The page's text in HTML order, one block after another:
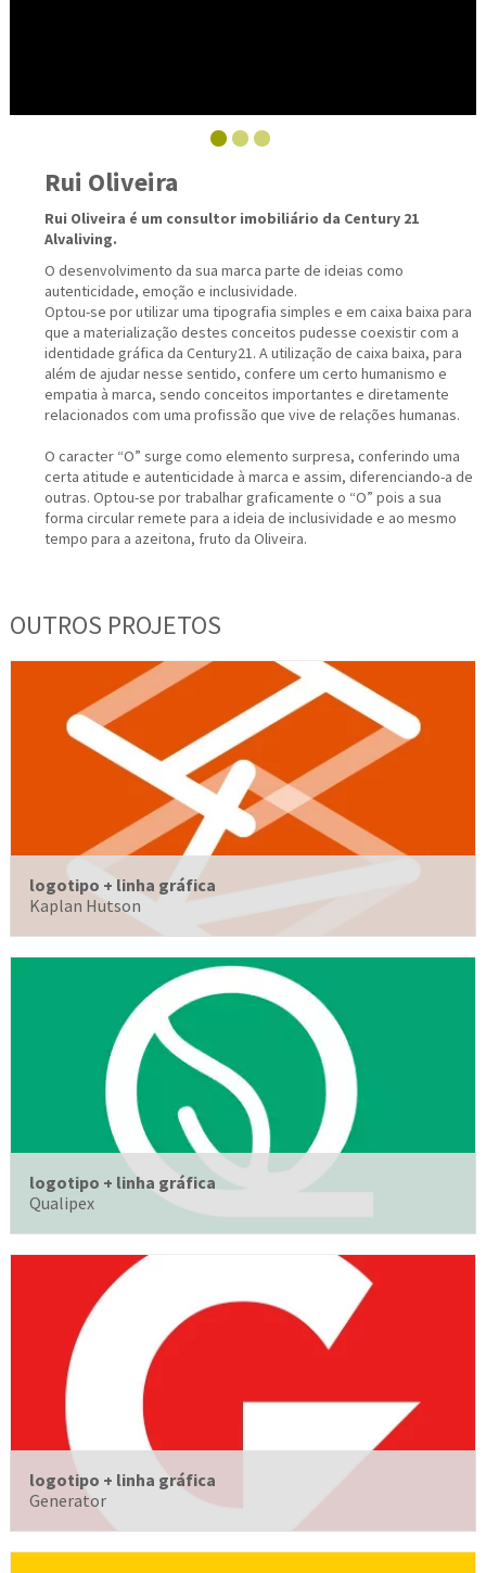
Rui Oliveira
Rui Oliveira é um consultor imobiliário da Century 21
Alvaliving.
O desenvolvimento da sua marca parte de ideias como
autenticidade, emoção e inclusividade.
Optou-se por utilizar uma tipografia simples e em caixa baixa para
que a materialização destes conceitos pudesse coexistir com a
identidade gráfica da Century21. A utilização de caixa baixa, para
além de ajudar nesse sentido, confere um certo humanismo e
empatia à marca, sendo conceitos importantes e diretamente
relacionados com uma profissão que vive de relações humanas.
O caracter “O” surge como elemento surpresa, conferindo uma
certa atitude e autenticidade à marca e assim, diferenciando-a de
outras. Optou-se por trabalhar graficamente o “O” pois a sua
forma circular remete para a ideia de inclusividade e ao mesmo
tempo para a azeitona, fruto da Oliveira.
OUTROS PROJETOS
logotipo + linha gráfica
Kaplan Hutson
logotipo + linha gráfica
Qualipex
logotipo + linha gráfica
Generator